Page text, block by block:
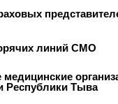
линий СМО
Республики Тыва